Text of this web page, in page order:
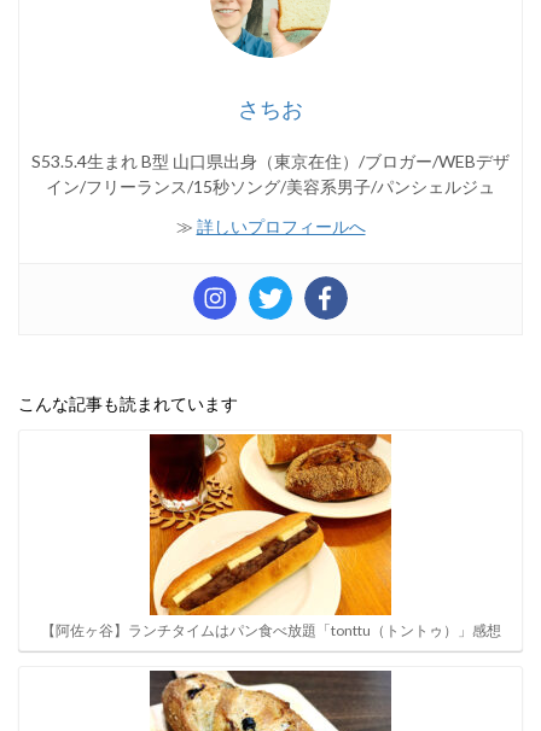
さちお
S53.5.4生まれ B型 山口県出身（東京在住）/ブロガー/WEBデザ
イン/フリーランス/15秒ソング/美容系男子/パンシェルジュ
≫ 詳しいプロフィールへ
こんな記事も読まれています
【阿佐ヶ谷】ランチタイムはパン食べ放題「tonttu（トントゥ）」感想